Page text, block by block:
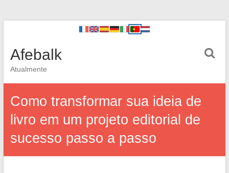
Afebalk
Atualmente
Como transformar sua ideia de
livro em um projeto editorial de
sucesso passo a passo